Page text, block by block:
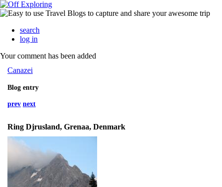
search
log in
Your comment has been added
Canazei
Blog entry
prev next
Ring Djrusland, Grenaa, Denmark